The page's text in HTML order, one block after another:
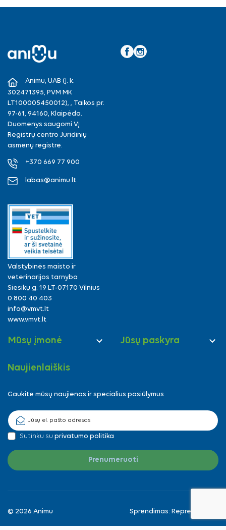
Animu, UAB (Į. k.
302471395, PVM MK
LT100005450012), , Taikos pr.
97-61, 94160, Klaipėda.
Duomenys saugomi VĮ
Registrų centro Juridinių
asmenų registre.
+370 669 77 900
labas@animu.lt
Valstybinės maisto ir
veterinarijos tarnyba
Siesikų g. 19 LT-07170 Vilnius
0 800 40 403
info@vmvt.lt
www.vmvt.lt
Mūsų įmonė  Jūsų paskyra 
Naujienlaiškis
Gaukite mūsų naujienas ir specialius pasiūlymus
Sutinku su privatumo politika
© 2026 Animu Sprendimas: Reprezentuok